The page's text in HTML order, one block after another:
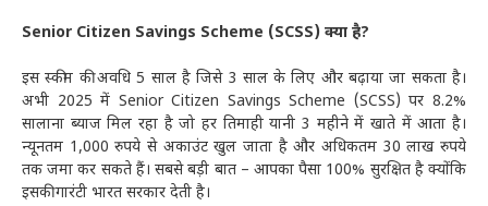
Senior Citizen Savings Scheme (SCSS) क्या है?
इस स्कीम की अवधि 5 साल है जिसे 3 साल के लिए और बढ़ाया जा सकता है।
अभी 2025 में Senior Citizen Savings Scheme (SCSS) पर 8.2%
सालाना ब्याज मिल रहा है जो हर तिमाही यानी 3 महीने में खाते में आता है।
न्यूनतम 1,000 रुपये से अकाउंट खुल जाता है और अधिकतम 30 लाख रुपये
तक जमा कर सकते हैं। सबसे बड़ी बात – आपका पैसा 100% सुरक्षित है क्योंकि
इसकी गारंटी भारत सरकार देती है।